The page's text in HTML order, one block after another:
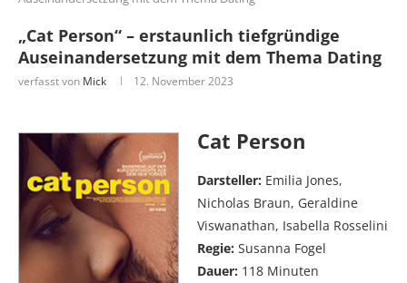
„Cat Person“ – erstaunlich tiefgründige
Auseinandersetzung mit dem Thema Dating
verfasst von Mick 12. November 2023
Cat Person
Darsteller: Emilia Jones,
Nicholas Braun, Geraldine
Viswanathan, Isabella Rosselini
Regie: Susanna Fogel
Dauer: 118 Minuten